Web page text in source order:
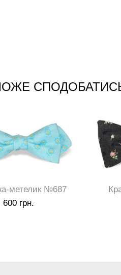
метелик №687
600 грн.